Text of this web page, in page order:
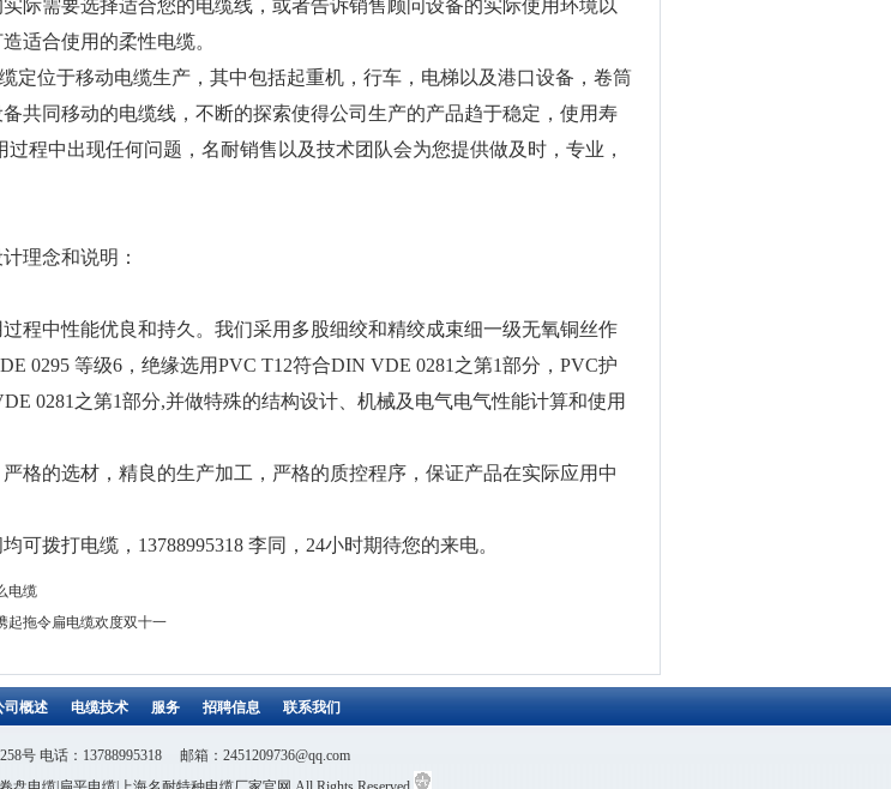
际需要选择适合您的电缆线，或者告诉销售顾问设备的实际使用环境以
适合使用的柔性电缆。
定位于移动电缆生产，其中包括起重机，行车，电梯以及港口设备，卷筒
共同移动的电缆线，不断的探索使得公司生产的产品趋于稳定，使用寿
过程中出现任何问题，名耐销售以及技术团队会为您提供做及时，专业，
理念和说明：
程中性能优良和持久。我们采用多股细绞和精绞成束细一级无氧铜丝作
0295 等级6，绝缘选用PVC T12符合DIN VDE 0281之第1部分，PVC护
0281之第1部分,并做特殊的结构设计、机械及电气电气性能计算和使用
格的选材，精良的生产加工，严格的质控程序，保证产品在实际应用中
可拨打电缆，13788995318 李同，24小时期待您的来电。
电缆
起拖令扁电缆欢度双十一
司概述 电缆技术 服务 招聘信息 联系我们
号 电话：13788995318 邮箱：2451209736@qq.com